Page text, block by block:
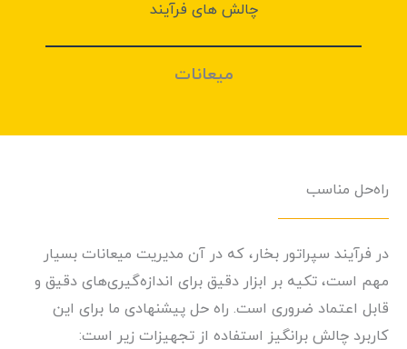
چالش های فرآيند
میعانات
راه‌حل مناسب
در فرآیند سپراتور بخار، که در آن مدیریت میعانات بسیار
مهم است، تکیه بر ابزار دقیق برای اندازه‌گیری‌های دقیق و
قابل اعتماد ضروری است. راه حل پیشنهادی ما برای این
کاربرد چالش برانگیز استفاده از تجهیزات زیر است: